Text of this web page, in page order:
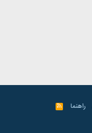
راهنما
R
S